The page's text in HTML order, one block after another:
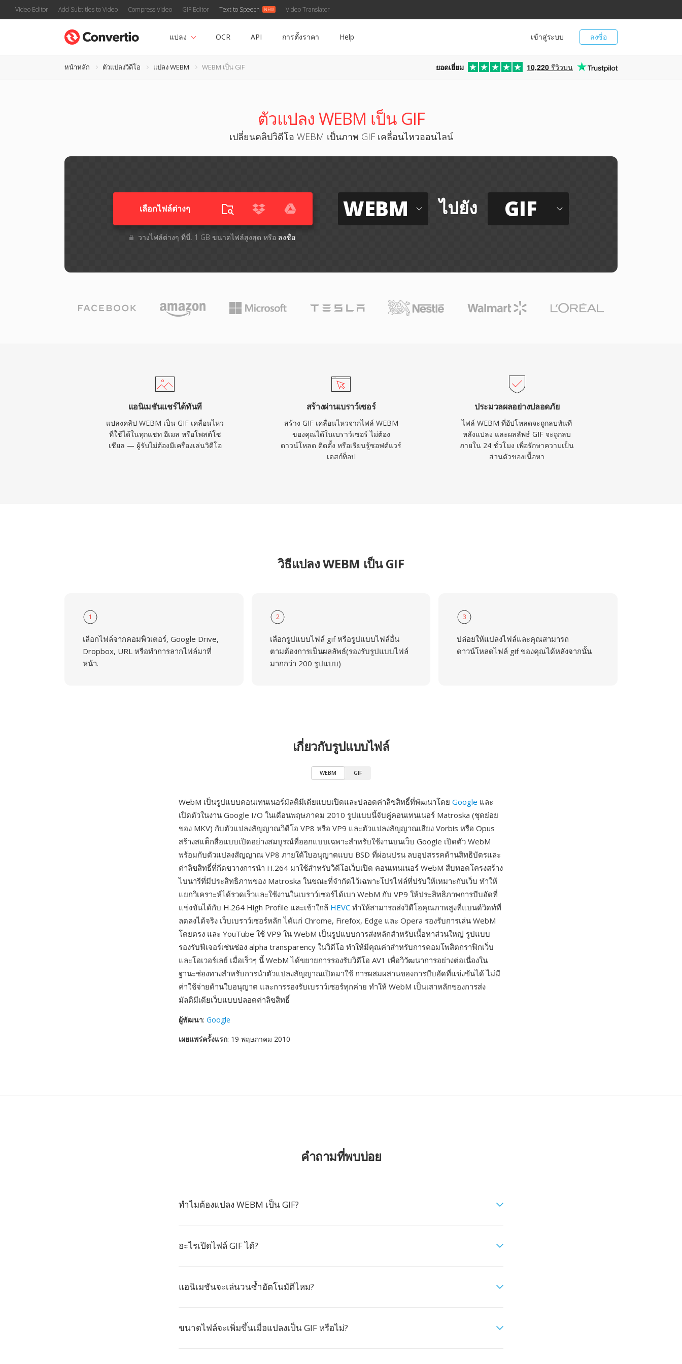
Video Editor Add Subtitles to Video Compress Video GIF Editor Text to Speech Video Translator
ลงชื่อ
เข้าสู่ระบบ
แปลง OCR API การตั้งราคา Help
หน้าหลัก ตัวแปลงวิดีโอ แปลง WEBM WEBM เป็น GIF ยอดเยี่ยม 10,220 รีวิวบน
ตัวแปลง WEBM เป็น GIF
เปลี่ยนคลิปวิดีโอ WEBM เป็นภาพ GIF เคลื่อนไหวออนไลน์
เลือกไฟล์ต่างๆ​
วางไฟล์ต่างๆ​ ที่นี่. 1 GB ขนาดไฟล์สูงสุด หรือ ลงชื่อ
WEBM ไปยัง GIF
แอนิเมชันแชร์ได้ทันที
แปลงคลิป WEBM เป็น GIF เคลื่อนไหว
ที่ใช้ได้ในทุกแชท อีเมล หรือโพสต์โซ
เชียล — ผู้รับไม่ต้องมีเครื่องเล่นวิดีโอ
สร้างผ่านเบราว์เซอร์
สร้าง GIF เคลื่อนไหวจากไฟล์ WEBM
ของคุณได้ในเบราว์เซอร์ ไม่ต้อง
ดาวน์โหลด ติดตั้ง หรือเรียนรู้ซอฟต์แวร์
เดสก์ท็อป
ประมวลผลอย่างปลอดภัย
ไฟล์ WEBM ที่อัปโหลดจะถูกลบทันที
หลังแปลง และผลลัพธ์ GIF จะถูกลบ
ภายใน 24 ชั่วโมง เพื่อรักษาความเป็น
ส่วนตัวของเนื้อหา
วิธีแปลง WEBM เป็น GIF
1
เลือกไฟล์จากคอมพิวเตอร์, Google Drive,
Dropbox, URL หรือทำการลากไฟล์มาที่
หน้า.
2
เลือกรูปแบบไฟล์ gif หรือรูปแบบไฟล์อื่น
ตามต้องการเป็นผลลัพธ์(รองรับรูปแบบไฟล์
มากกว่า 200 รูปแบบ)
3
ปล่อยให้แปลงไฟล์และคุณสามารถ
ดาวน์โหลดไฟล์ gif ของคุณได้หลังจากนั้น
เกี่ยวกับรูปแบบไฟล์
WEBM GIF
WebM เป็นรูปแบบคอนเทนเนอร์มัลติมีเดียแบบเปิดและปลอดค่าลิขสิทธิ์ที่พัฒนาโดย Google และ
เปิดตัวในงาน Google I/O ในเดือนพฤษภาคม 2010 รูปแบบนี้จับคู่คอนเทนเนอร์ Matroska (ชุดย่อย
ของ MKV) กับตัวแปลงสัญญาณวิดีโอ VP8 หรือ VP9 และตัวแปลงสัญญาณเสียง Vorbis หรือ Opus
สร้างสแต็กสื่อแบบเปิดอย่างสมบูรณ์ที่ออกแบบเฉพาะสำหรับใช้งานบนเว็บ Google เปิดตัว WebM
พร้อมกับตัวแปลงสัญญาณ VP8 ภายใต้ใบอนุญาตแบบ BSD ที่ผ่อนปรน ลบอุปสรรคด้านสิทธิบัตรและ
ค่าลิขสิทธิ์ที่กีดขวางการนำ H.264 มาใช้สำหรับวิดีโอเว็บเปิด คอนเทนเนอร์ WebM สืบทอดโครงสร้าง
ไบนารีที่มีประสิทธิภาพของ Matroska ในขณะที่จำกัดไว้เฉพาะโปรไฟล์ที่ปรับให้เหมาะกับเว็บ ทำให้
แยกวิเคราะห์ได้รวดเร็วและใช้งานในเบราว์เซอร์ได้เบา WebM กับ VP9 ให้ประสิทธิภาพการบีบอัดที่
แข่งขันได้กับ H.264 High Profile และเข้าใกล้ HEVC ทำให้สามารถส่งวิดีโอคุณภาพสูงที่แบนด์วิดท์ที่
ลดลงได้จริง เว็บเบราว์เซอร์หลัก ได้แก่ Chrome, Firefox, Edge และ Opera รองรับการเล่น WebM
โดยตรง และ YouTube ใช้ VP9 ใน WebM เป็นรูปแบบการส่งหลักสำหรับเนื้อหาส่วนใหญ่ รูปแบบ
รองรับฟีเจอร์เช่นช่อง alpha transparency ในวิดีโอ ทำให้มีคุณค่าสำหรับการคอมโพสิตกราฟิกเว็บ
และโอเวอร์เลย์ เมื่อเร็วๆ นี้ WebM ได้ขยายการรองรับวิดีโอ AV1 เพื่อวิวัฒนาการอย่างต่อเนื่องใน
ฐานะช่องทางสำหรับการนำตัวแปลงสัญญาณเปิดมาใช้ การผสมผสานของการบีบอัดที่แข่งขันได้ ไม่มี
ค่าใช้จ่ายด้านใบอนุญาต และการรองรับเบราว์เซอร์ทุกค่าย ทำให้ WebM เป็นเสาหลักของการส่ง
มัลติมีเดียเว็บแบบปลอดค่าลิขสิทธิ์
ผู้พัฒนา: Google
เผยแพร่ครั้งแรก: 19 พฤษภาคม 2010
คำถามที่พบบ่อย
ทำไมต้องแปลง WEBM เป็น GIF?
อะไรเปิดไฟล์ GIF ได้?
แอนิเมชันจะเล่นวนซ้ำอัตโนมัติไหม?
ขนาดไฟล์จะเพิ่มขึ้นเมื่อแปลงเป็น GIF หรือไม่?